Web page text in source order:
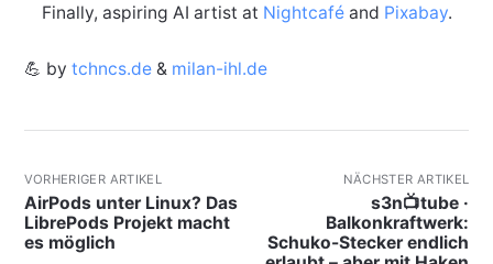
Finally, aspiring AI artist at Nightcaféand Pixabay.
💪 by tchncs.de& milan-ihl.de
VORHERIGER ARTIKEL
AirPods unter Linux? Das
LibrePods Projekt macht
es möglich
NÄCHSTER ARTIKEL
s3n📺tube ·
Balkonkraftwerk:
Schuko-Stecker endlich